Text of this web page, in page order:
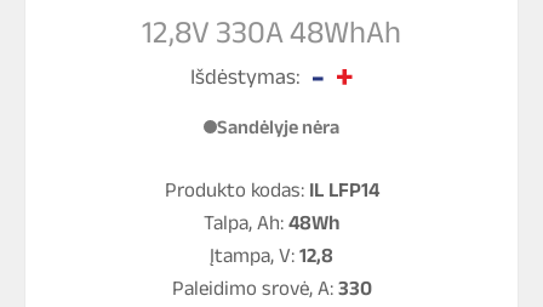
12,8V 330A 48WhAh
Išdėstymas:
Sandėlyje nėra
Produkto kodas: IL LFP14
Talpa, Ah: 48Wh
Įtampa, V: 12,8
Paleidimo srovė, A: 330